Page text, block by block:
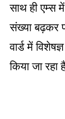
साथ ही एम्स में
संख्या बढ़कर
वार्ड में
किया जा रहा